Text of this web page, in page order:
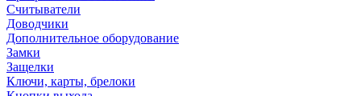
Считыватели
Доводчики
Дополнительное оборудование
Замки
Защелки
Ключи, карты, брелоки